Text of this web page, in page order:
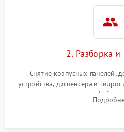
2. Разборка и
Снятие корпусных панелей,
устройства, диспенсера и
внутренних узлов от
Промывка дренажных каналов и